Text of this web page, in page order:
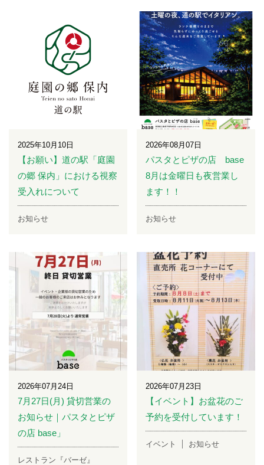
2025年10月10日
【お願い】道の駅「庭園
の郷 保内」における視察
受入れについて
お知らせ
2026年08月07日
パスタとピザの店 base
8月は金曜日も夜営業し
ます！！
お知らせ
2026年07月24日
7月27日(月) 貸切営業の
お知らせ｜パスタとピザ
の店 base」
レストラン『バーゼ』
2026年07月23日
【イベント】お盆花のご
予約を受付しています！
イベント お知らせ